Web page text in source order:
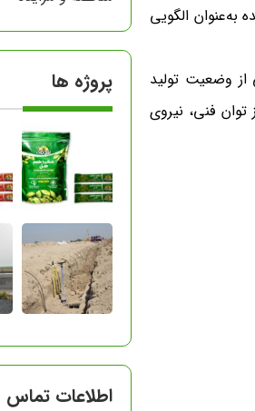
به‌عنوان الگویی
از وضعیت تولید
فنی، نیروی
پروژه ها
اطلاعات تماس